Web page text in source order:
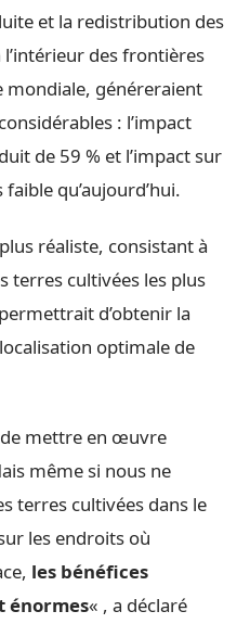
et la redistribution des
des frontières
mondiale, généreraient
: l’impact
de 59 % et l’impact sur
qu’aujourd’hui.
réaliste, consistant à
terres cultivées les plus
d’obtenir la
optimale de
mettre en œuvre
même si nous ne
terres cultivées dans le
les endroits où
les bénéfices
énormes« , a déclaré